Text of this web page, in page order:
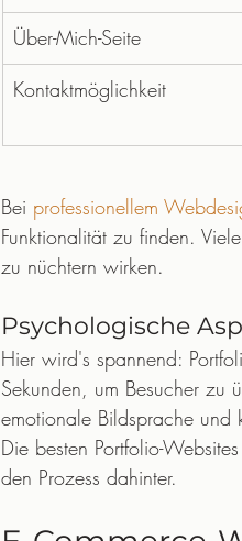
Über-Mich-Seite
Kontaktmöglichkeit
Bei professionellem
Funktionalität zu finden.
zu nüchtern wirken.
Psychologische
Hier wird's spannend:
Sekunden, um Besucher zu
emotionale Bildsprache und
Die besten Portfolio-
den Prozess dahinter.